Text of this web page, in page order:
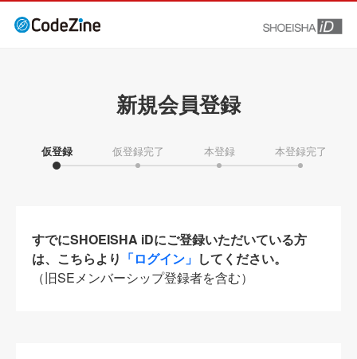
新規会員登録
仮登録 仮登録完了 本登録 本登録完了
すでにSHOEISHA iDにご登録いただいている方
は、こちらより 「ログイン」 してください。
（旧SEメンバーシップ登録者を含む）